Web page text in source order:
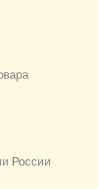
России